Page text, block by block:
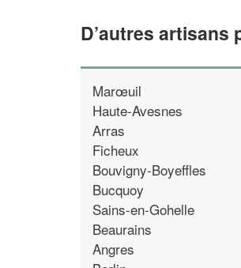
D’autres artisans
Marœuil
Haute-Avesnes
Arras
Ficheux
Bouvigny-Boyeffles
Bucquoy
Sains-en-Gohelle
Beaurains
Angres